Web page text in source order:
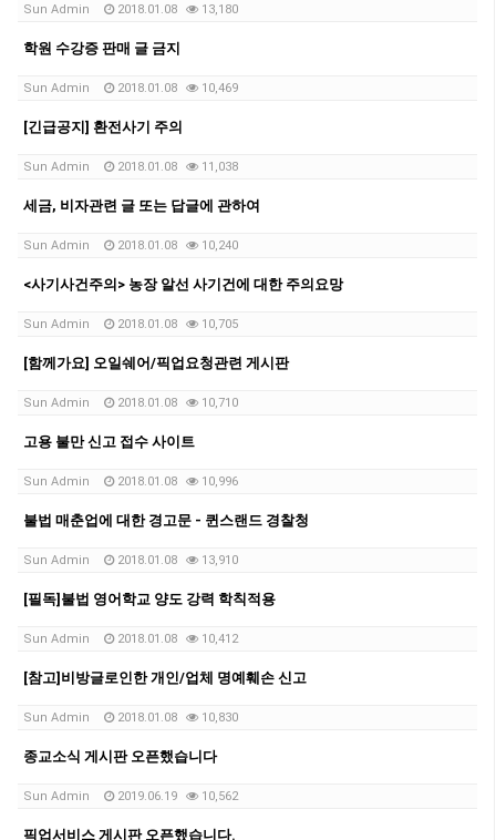
Sun Admin 2018.01.08 13,180
학원 수강증 판매 글 금지
Sun Admin 2018.01.08 10,469
[긴급공지] 환전사기 주의
Sun Admin 2018.01.08 11,038
세금, 비자관련 글 또는 답글에 관하여
Sun Admin 2018.01.08 10,240
<사기사건주의> 농장 알선 사기건에 대한 주의요망
Sun Admin 2018.01.08 10,705
[함께가요] 오일쉐어/픽업요청관련 게시판
Sun Admin 2018.01.08 10,710
고용 불만 신고 접수 사이트
Sun Admin 2018.01.08 10,996
불법 매춘업에 대한 경고문 - 퀸스랜드 경찰청
Sun Admin 2018.01.08 13,910
[필독]불법 영어학교 양도 강력 학칙적용
Sun Admin 2018.01.08 10,412
[참고]비방글로인한 개인/업체 명예훼손 신고
Sun Admin 2018.01.08 10,830
종교소식 게시판 오픈했습니다
Sun Admin 2019.06.19 10,562
픽업서비스 게시판 오픈했습니다.